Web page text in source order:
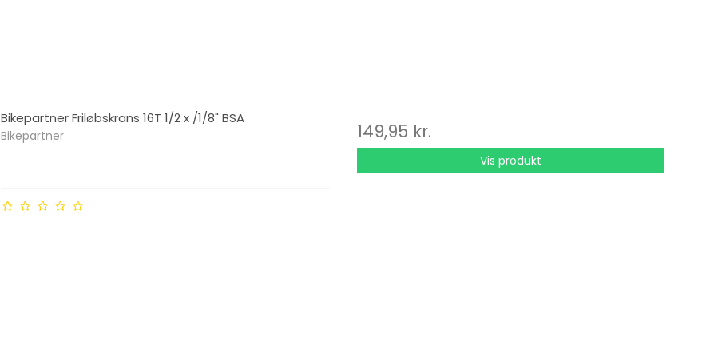
Bikepartner Friløbskrans 16T 1/2 x /1/8" BSA
Bikepartner 149,95 kr.
Vis produkt